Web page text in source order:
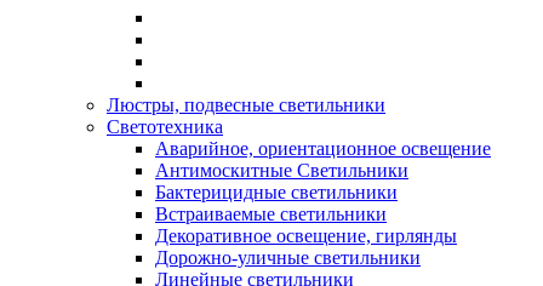
Люстры, подвесные светильники
Светотехника
Аварийное, ориентационное освещение
Антимоскитные Светильники
Бактерицидные светильники
Встраиваемые светильники
Декоративное освещение, гирлянды
Дорожно-уличные светильники
Линейные светильники